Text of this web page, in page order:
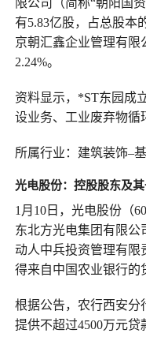
限公司（简称“朝阳国
有5.83亿股，占总股本
京朝汇鑫企业管理有限
2.24%。
资料显示，*ST东园成
设业务、工业废弃物循
所属行业：建筑装饰–
光电股份： 控股股东及
1月10日，光电股份（
东北方光电集团有限公
动人中兵投资管理有限
得来自中国农业银行的
根据公告，农行西安分
提供不超过4500万元